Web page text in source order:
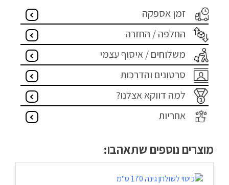
התחבר / הרשם
זמן אספקה
החלפה / החזרה
משלוחים / איסוף עצמי
סרטונים והדרכות
למה דווקא אצלנו?
אחריות
מוצרים נוספים שתאהבו: